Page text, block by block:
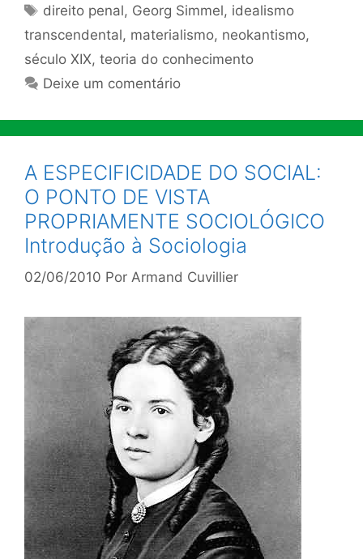
Tags
direito penal, Georg Simmel, idealismo
transcendental, materialismo, neokantismo,
século XIX, teoria do conhecimento
Deixe um comentário
A ESPECIFICIDADE DO SOCIAL:
O PONTO DE VISTA
PROPRIAMENTE SOCIOLÓGICO
Introdução à Sociologia
02/06/2010 Por Armand Cuvillier